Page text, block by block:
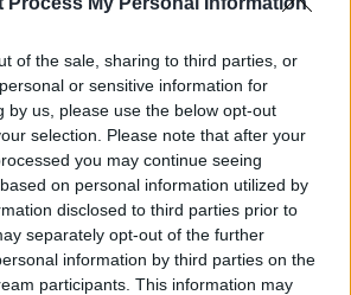
of the sale, sharing to third parties, or
or sensitive information for
by us, please use the below opt-out
selection. Please note that after your
you may continue seeing
on personal information utilized by
disclosed to third parties prior to
separately opt-out of the further
information by third parties on the
participants. This information may
Geszler Dorottya
titka
BÁR PESTITV
turnéra indul a Sárik Péter